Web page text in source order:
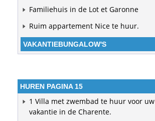
Familiehuis in de Lot et Garonne
Ruim appartement Nice te huur.
VAKANTIEBUNGALOW'S
HUREN PAGINA 15
1 Villa met zwembad te huur voor uw
vakantie in de Charente.